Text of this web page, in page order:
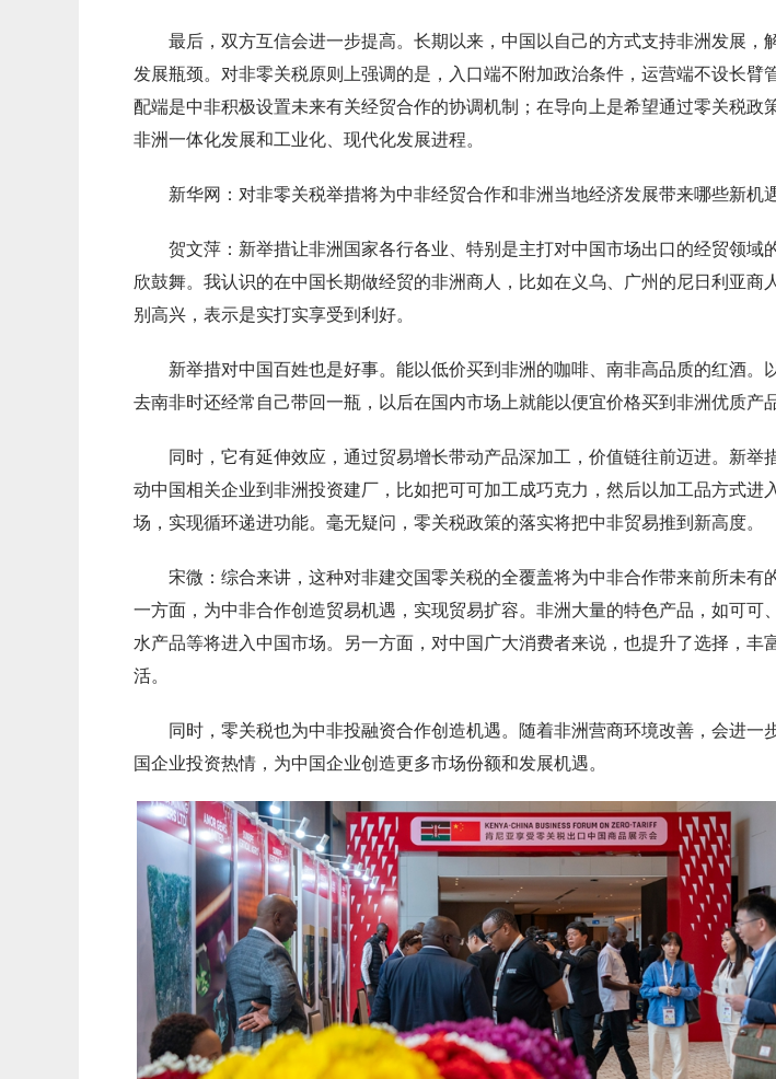
最后，双方互信会进一步提高。长期以来，中国以自己的方式支持非洲发展，
发展瓶颈。对非零关税原则上强调的是，入口端不附加政治条件，运营端不设长臂
配端是中非积极设置未来有关经贸合作的协调机制；在导向上是希望通过零关税政
非洲一体化发展和工业化、现代化发展进程。
新华网：对非零关税举措将为中非经贸合作和非洲当地经济发展带来哪些新机
贺文萍：新举措让非洲国家各行各业、特别是主打对中国市场出口的经贸领域
欣鼓舞。我认识的在中国长期做经贸的非洲商人，比如在义乌、广州的尼日利亚商
别高兴，表示是实打实享受到利好。
新举措对中国百姓也是好事。能以低价买到非洲的咖啡、南非高品质的红酒。
去南非时还经常自己带回一瓶，以后在国内市场上就能以便宜价格买到非洲优质产品
同时，它有延伸效应，通过贸易增长带动产品深加工，价值链往前迈进。新举
动中国相关企业到非洲投资建厂，比如把可可加工成巧克力，然后以加工品方式进
场，实现循环递进功能。毫无疑问，零关税政策的落实将把中非贸易推到新高度。
宋微：综合来讲，这种对非建交国零关税的全覆盖将为中非合作带来前所未有的
一方面，为中非合作创造贸易机遇，实现贸易扩容。非洲大量的特色产品，如可可、
水产品等将进入中国市场。另一方面，对中国广大消费者来说，也提升了选择，丰
活。
同时，零关税也为中非投融资合作创造机遇。随着非洲营商环境改善，会进一
国企业投资热情，为中国企业创造更多市场份额和发展机遇。